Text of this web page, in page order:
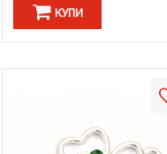
КУПИ